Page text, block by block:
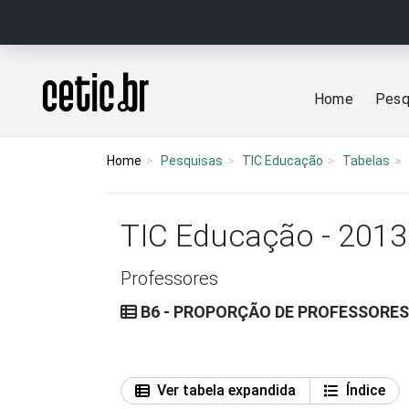
Página inicial
Home
Home Pesquisas TIC Educação Tabelas
TIC Educação - 2013
Professores
B6 - PROPORÇÃO DE
Ver tabela expandida Índice